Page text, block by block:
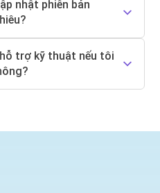
nhật phiên bản
trợ kỹ thuật nếu tôi